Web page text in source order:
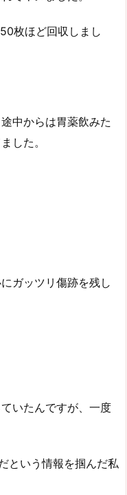
枚ほど回収しまし
中からは胃薬飲みた
した。
ガッツリ傷跡を残し
いたんですが、一度
という情報を掴んだ私